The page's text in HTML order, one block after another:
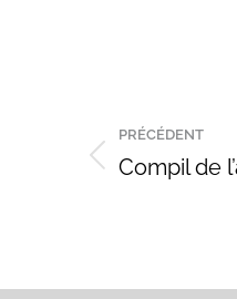
de
PRÉCÉDENT
Onglet
Compil de